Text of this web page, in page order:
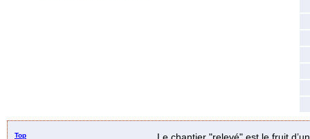
Top
Le chantier "relevé" est le fruit